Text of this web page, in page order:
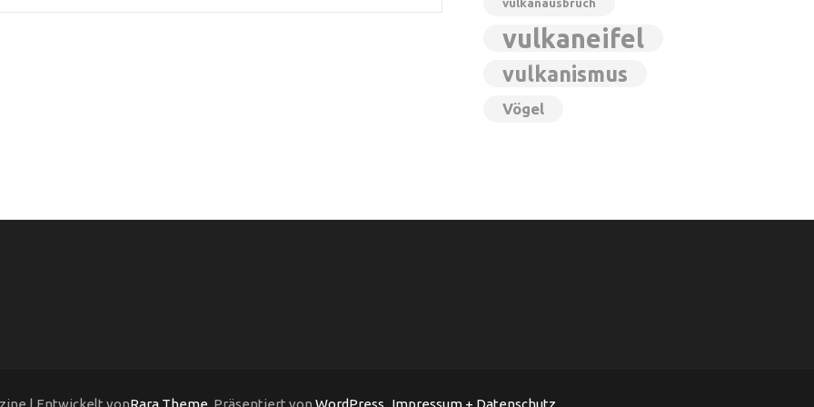
vulkanausbruch
vulkaneifel
vulkanismus
Vögel
| Entwickelt vonRara Theme . Präsentiert von WordPress Impressum + Datenschutz